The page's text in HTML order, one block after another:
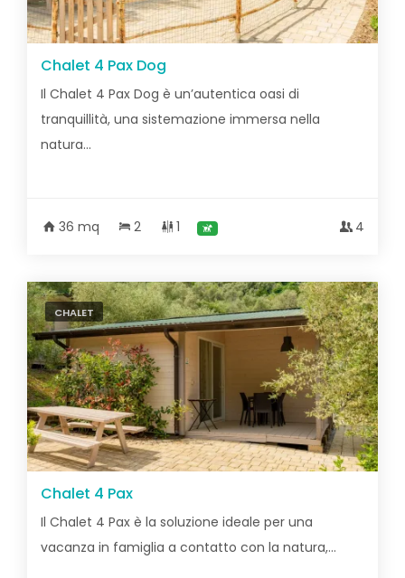
Chalet 4 Pax Dog
Il Chalet 4 Pax Dog è un’autentica oasi di
tranquillità, una sistemazione immersa nella
natura...
36 mq 2 1 4
CHALET
Chalet 4 Pax
Il Chalet 4 Pax è la soluzione ideale per una
vacanza in famiglia a contatto con la natura,...